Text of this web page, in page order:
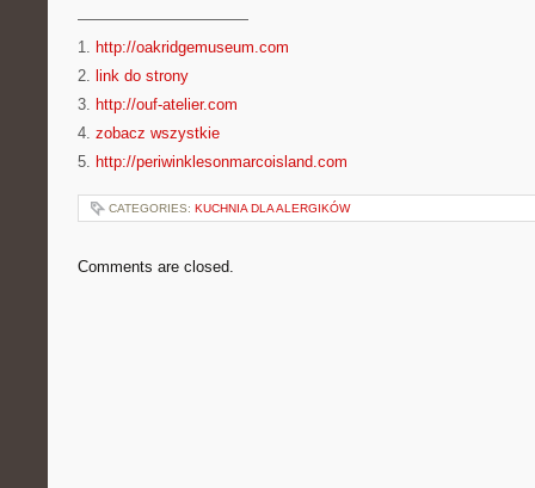
———————————
1. http://oakridgemuseum.com
2. link do strony
3. http://ouf-atelier.com
4. zobacz wszystkie
5. http://periwinklesonmarcoisland.com
CATEGORIES: KUCHNIA DLA ALERGIKÓW
Comments are closed.